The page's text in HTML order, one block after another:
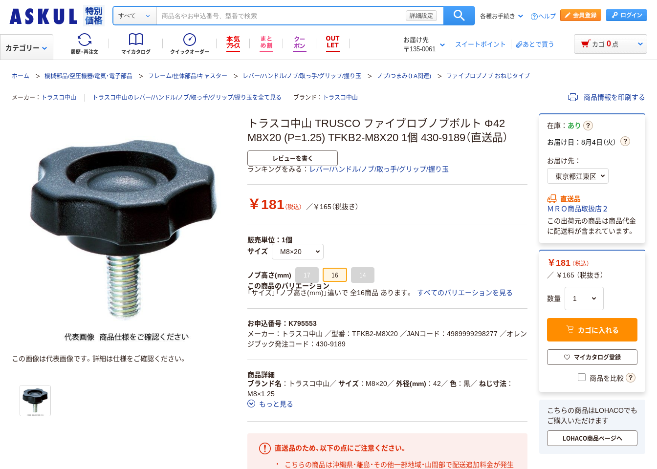
すべて 詳細設定 各種お手続き ヘルプ
履歴・再注文 マイカタログ クイックオーダー
お届け先
〒135-0061
スイートポイント あとで買う
カテゴリー カゴ 0 点
ホーム 機械部品/空圧機器/電気・電子部品 フレーム/筐体部品/キャスター レバー/ハンドル/ノブ/取っ手/グリップ/握り玉 ノブ/つまみ（FA関連) ファイブロブノブ おねじタイプ
メーカー トラスコ中山 トラスコ中山のレバー/ハンドル/ノブ/取っ手/グリップ/握り玉を全て見る ブランド トラスコ中山 商品情報を印刷する
トラスコ中山 TRUSCO ファイブロブノブボルト Φ42
M8X20 (P=1.25) TFKB2-M8X20 1個 430-9189（直送品）
レビューを書く
ランキングをみる レバー/ハンドル/ノブ/取っ手/グリップ/握り玉
￥181 （税込） ／￥165（税抜き）
販売単位：1個
サイズ
ノブ高さ(mm) 17 16 14
この商品のバリエーション
「サイズ」「ノブ高さ(mm)」違いで 全16商品 あります。
すべてのバリエーションを見る
お申込番号：K795553
メーカー：トラスコ中山 ／型番：TFKB2-M8X20 ／JANコード：4989999298277 ／オレン
ジブック発注コード：430-9189
商品詳細
ブランド名
トラスコ中山 ／ サイズ M8×20／ 外径(mm) 42 ／ 色 黒／ ねじ寸法
M8×1.25
もっと見る
直送品のため、以下の点にご注意ください。
こちらの商品は沖縄県・離島・その他一部地域・山間部で配送追加料金が発生
この画像は代表画像です。詳細は仕様をご確認ください。
在庫： あり
お届け日：8月4日（火）
お届け先：
直送品
ＭＲＯ商品取扱店２
この出荷元の商品は商品代金
に配送料が含まれています。
￥181 （税込）
／ ￥165 （税抜き）
数量
カゴに入れる
マイカタログ登録
商品を比較
こちらの商品はLOHACOでも
ご購入いただけます
LOHACO商品ページへ